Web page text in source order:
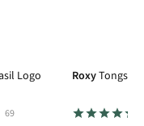
Logo
69
RoxyTongs